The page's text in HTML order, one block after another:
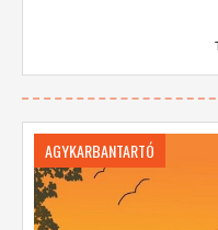
AGYKARBANTARTÓ